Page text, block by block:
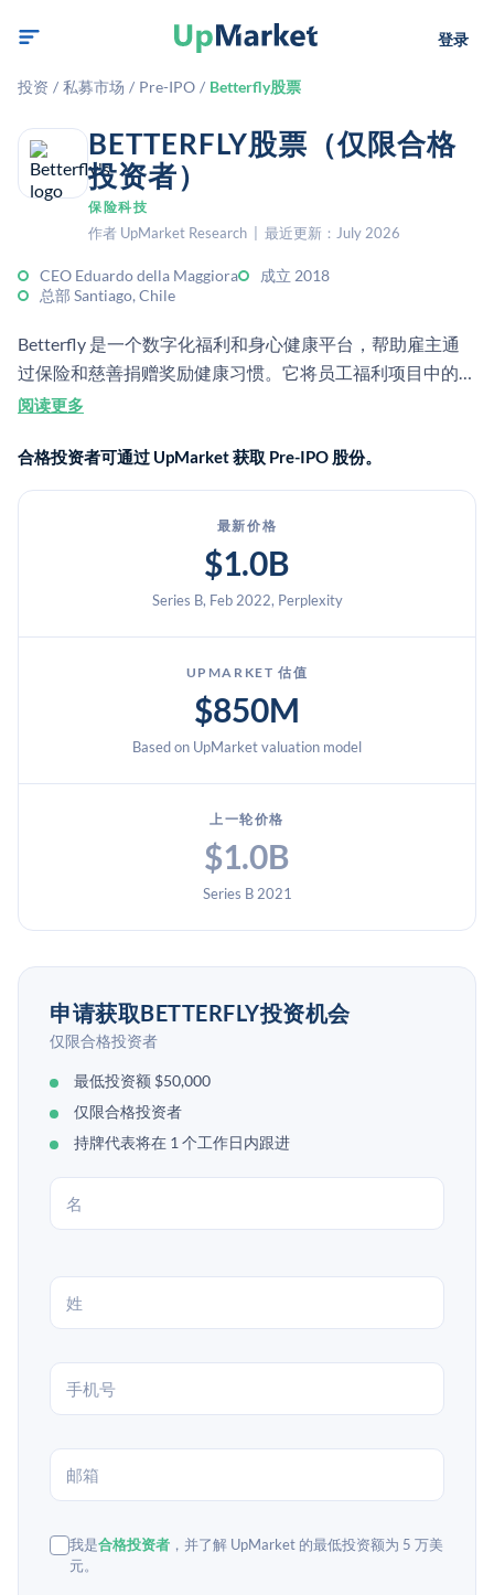
登录
投资 / 私募市场 / Pre-IPO / Betterfly股票
BETTERFLY股票（仅限合格
投资者）
保险科技
作者 UpMarket Research | 最近更新：July 2026
CEO Eduardo della Maggiora
成立 2018
总部 Santiago, Chile
Betterfly 是一个数字化福利和身心健康平台，帮助雇主通
过保险和慈善捐赠奖励健康习惯。它将员工福利项目中的健
康、保险和社会公益目标结合在一起。
阅读更多
合格投资者可通过 UpMarket 获取 Pre-IPO 股份。
最新价格
$1.0B
Series B, Feb 2022, Perplexity
UPMARKET 估值
$850M
Based on UpMarket valuation model
上一轮价格
$1.0B
Series B 2021
申请获取BETTERFLY投资机会
仅限合格投资者
最低投资额 $50,000
仅限合格投资者
持牌代表将在 1 个工作日内跟进
我是合格投资者 ，并了解 UpMarket 的最低投资额为 5 万美
元。